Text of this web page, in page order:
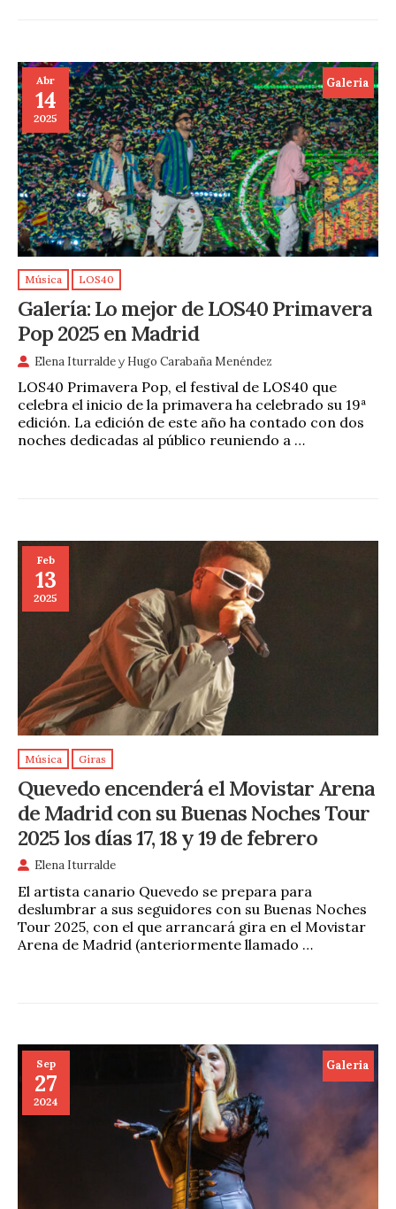
Abr
14
2025
Galeria
Música LOS40
Galería: Lo mejor de LOS40 Primavera
Pop 2025 en Madrid
Elena Iturraldey Hugo Carabaña Menéndez
LOS40 Primavera Pop, el festival de LOS40 que
celebra el inicio de la primavera ha celebrado su 19ª
edición. La edición de este año ha contado con dos
noches dedicadas al público reuniendo a …
Feb
13
2025
Música Giras
Quevedo encenderá el Movistar Arena
de Madrid con su Buenas Noches Tour
2025 los días 17, 18 y 19 de febrero
Elena Iturralde
El artista canario Quevedo se prepara para
deslumbrar a sus seguidores con su Buenas Noches
Tour 2025, con el que arrancará gira en el Movistar
Arena de Madrid (anteriormente llamado …
Sep
27
2024
Galeria